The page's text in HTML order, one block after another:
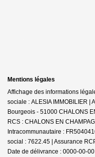
Mentions légales
Affichage des informations
sociale : ALESIA IMMOBILIER |
Bourgeois - 51000 CHALONS
RCS : CHALONS EN
Intracommunautaire :
social : 7622.45 | Assurance
Date de délivrance : 0000-00-